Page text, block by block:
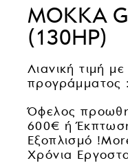
MOKKA
(130HP)
Λιανική τιμή
προγράμματος
Όφελος
600€ ή
Εξοπλισμό
Χρόνια